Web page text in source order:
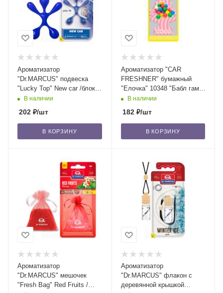
Ароматизатор
"Dr.MARCUS" подвеска
"Lucky Top" New car /блок
14/56В наличии
202 ₽/шт
В КОРЗИНУ
Ароматизатор "CAR
FRESHNER" бумажный
"Елочка" 10348 "Бабл гам"
(Bubble Gum) /блок 24/144
В наличии
182₽/шт
В КОРЗИНУ
Ароматизатор
"Dr.MARСUS" мешочек
"Fresh Bag" Red Fruits /
Ароматизатор
"Dr.MARCUS" флакон с
деревянной крышкой